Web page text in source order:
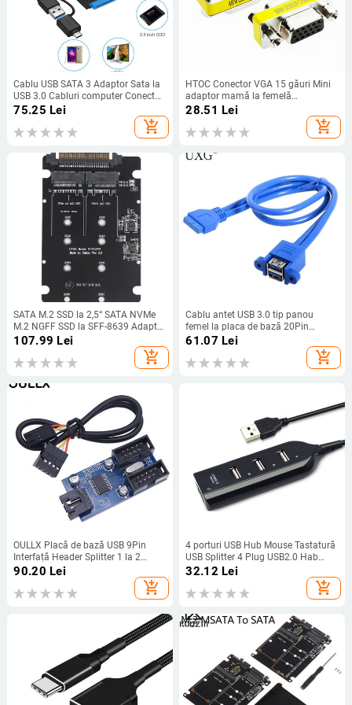
Cablu USB SATA 3 Adaptor Sata la
USB 3.0 Cabluri computer Conectori
Sata la cablu tip C Suport 2,5 inchi
75.25 Lei
add_shopping_cart
HTOC Conector VGA 15 găuri Mini
adaptor mamă la femelă
Schimbător SVGA Cuplaj pentru
28.51 Lei
add_shopping_cart
SATA M.2 SSD la 2,5“ SATA NVMe
M.2 NGFF SSD la SFF-8639 Adaptor
convertor
107.99 Lei
add_shopping_cart
Cablu antet USB 3.0 tip panou
femel la placa de bază 20Pin
Porturi duble Cablu 25cm/50cm
61.07 Lei
add_shopping_cart
OULLX Placă de bază USB 9Pin
Interfață Header Splitter 1 la 2
Adaptor cablu prelungitor 9-Pin 1 la
90.20 Lei
add_shopping_cart
4 porturi USB Hub Mouse Tastatură
USB Splitter 4 Plug USB2.0 Hab
Adaptor pentru laptop PC
Computer USB Extender Multi
conector
32.12 Lei
add_shopping_cart